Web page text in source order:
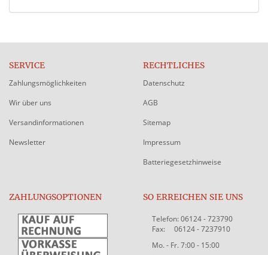
SERVICE
Zahlungsmöglichkeiten
Wir über uns
Versandinformationen
Newsletter
RECHTLICHES
Datenschutz
AGB
Sitemap
Impressum
Batteriegesetzhinweise
ZAHLUNGSOPTIONEN SO ERREICHEN SIE UNS
Telefon: 06124 - 723790
Fax: 06124 - 7237910
Mo. - Fr. 7:00 - 15:00